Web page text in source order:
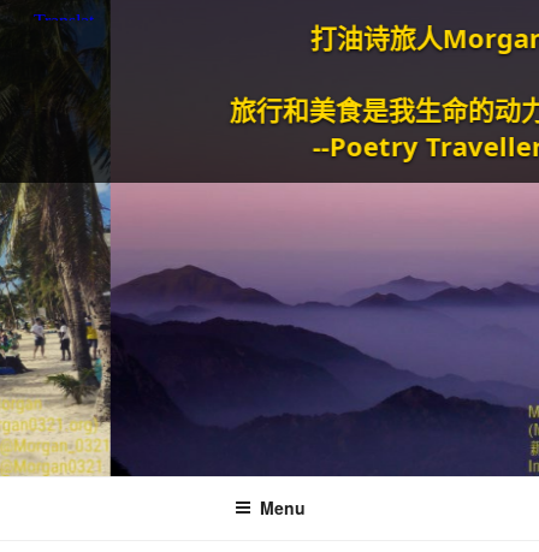
打油诗旅人Morgan
旅行和美食是我生命的动力泉源
--Poetry Traveller
Menu